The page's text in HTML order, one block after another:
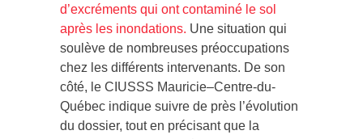
d’excréments qui ont contaminé le sol
après les inondations. Une situation qui
soulève de nombreuses préoccupations
chez les différents intervenants. De son
côté, le CIUSSS Mauricie–Centre-du-
Québec indique suivre de près l’évolution
du dossier, tout en précisant que la